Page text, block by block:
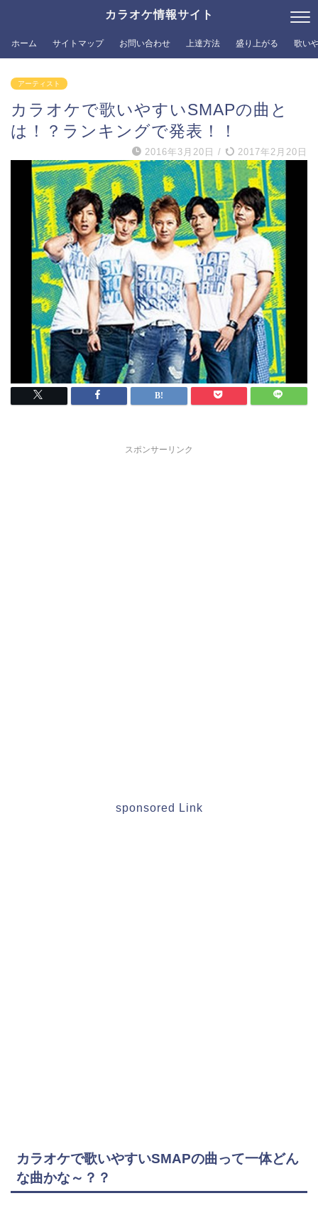
カラオケ情報サイト
ホーム サイトマップ お問い合わせ 上達方法 盛り上がる 歌い
アーティスト
カラオケで歌いやすいSMAPの曲と
は！？ランキングで発表！！
2016年3月20日 / 2017年2月20日
スポンサーリンク
sponsored Link
カラオケで歌いやすいSMAPの曲って一体どん
な曲かな～？？